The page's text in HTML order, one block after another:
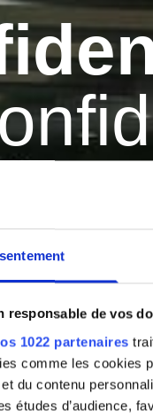
responsable de vos
1022 partenaires
comme les cookies
du contenu
études d’audience,
management
waste bins